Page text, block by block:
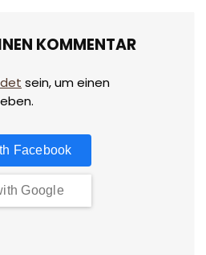
KOMMENTAR
sein, um einen
Facebook
Google